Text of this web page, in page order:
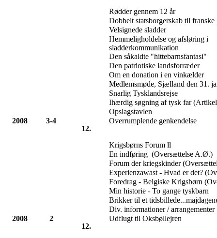
Rødder gennem 12 år
Dobbelt statsborgerskab til
Velsignede sladder
Hemmeligholdelse og afsløring i
sladderkommunikation
Den såkaldte "hittebarnsfantasi"
Den patriotiske landsforræder
Om en donation i en vinkælder
Medlemsmøde, Sjælland den 31.
Snarlig Tysklandsrejse
Ihærdig søgning af tysk far
Opslagstavlen
2008
3-4
12.
Overrumplende genkendelse
Krigsbørns Forum ll
En indføring (Oversættelse A.Ø.)
Forum der kriegskinder
Experienzawast - Hvad er det?
Foredrag - Belgiske Krigsbørn
Min historie - To gange tyskbarn
Brikker til et
Div. informationer / arrangementer
2008
2
12.
Udflugt til Oksbøllejren